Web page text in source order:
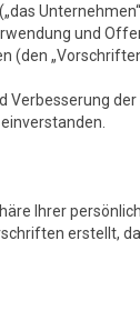
und
Ihrer
erstellt,